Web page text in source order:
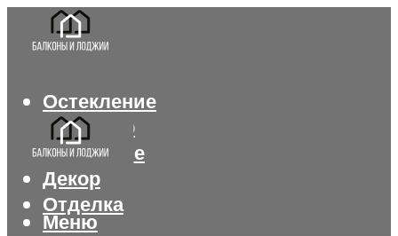
Остекление
Интерьер
Утепление
Декор
Отделка
Меню